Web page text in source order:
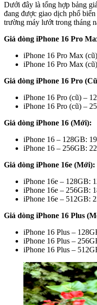
Dưới đây là tổng hợp bảng
đang được giao dịch phổ
trường máy lướt trong tháng
Giá dòng iPhone 16 Pro
iPhone 16 Pro Max
iPhone 16 Pro Max
Giá dòng iPhone 16 Pro
iPhone 16 Pro (cũ) –
iPhone 16 Pro (cũ) –
Giá dòng iPhone 16 (Mới):
iPhone 16 – 128GB:
iPhone 16 – 256GB:
Giá dòng iPhone 16e (Mới):
iPhone 16e – 128GB:
iPhone 16e – 256GB:
iPhone 16e – 512GB:
Giá dòng iPhone 16 Plus
iPhone 16 Plus –
iPhone 16 Plus –
iPhone 16 Plus –